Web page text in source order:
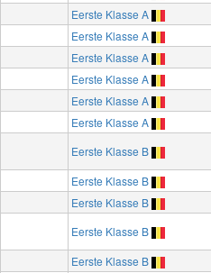
Eerste Klasse A
Eerste Klasse A
Eerste Klasse A
Eerste Klasse A
Eerste Klasse A
Eerste Klasse A
Eerste Klasse B
Eerste Klasse B
Eerste Klasse B
Eerste Klasse B
Eerste Klasse B